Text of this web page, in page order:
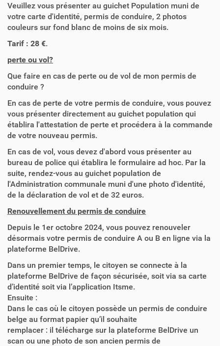
Veuillez vous présenter au guichet Population muni de
votre carte d'identité, permis de conduire, 2 photos
couleurs sur fond blanc de moins de six mois.
Tarif : 28 €.
perte ou vol?
Que faire en cas de perte ou de vol de mon permis de
conduire ?
En cas de perte de votre permis de conduire, vous pouvez
vous présenter directement au guichet population qui
établira l'attestation de perte et procédera à la commande
de votre nouveau permis.
En cas de vol, vous devez d'abord vous présenter au
bureau de police qui établira le formulaire ad hoc. Par la
suite, rendez-vous au guichet population de
l'Administration communale muni d'une photo d'identité,
de la déclaration de vol et de 32 euros.
Renouvellement du permis de conduire
Depuis le 1er octobre 2024, vous pouvez renouveler
désormais votre permis de conduire A ou B en ligne via la
plateforme BelDrive.
Dans un premier temps, le citoyen se connecte à la
plateforme BelDrive de façon sécurisée, soit via sa carte
d’identité soit via l’application Itsme.
Ensuite :
Dans le cas où le citoyen possède un permis de conduire
belge au format papier qu’il souhaite
remplacer : il télécharge sur la plateforme BelDrive un
scan ou une photo de son ancien permis de